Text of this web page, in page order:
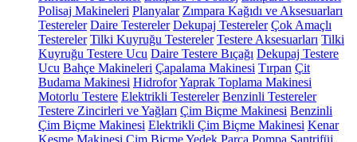
Polisaj Makineleri Planyalar Zımpara Kağıdı ve Aksesuarları
Testereler Daire Testereler Dekupaj Testereler Çok Amaçlı
Testereler Tilki Kuyruğu Testereler Testere Aksesuarları Tilki
Kuyruğu Testere Ucu Daire Testere Bıçağı Dekupaj Testere
Ucu Bahçe Makineleri Çapalama Makinesi Tırpan Çit
Budama Makinesi HidroforYaprak Toplama Makinesi
Motorlu Testere Elektrikli Testereler Benzinli Testereler
Testere Zincirleri ve Yağları Çim Biçme Makinesi Benzinli
Çim Biçme Makinesi Elektrikli Çim Biçme Makinesi Kenar
Kesme Makinesi Çim Biçme Yedek Parça Pompa Santrifüj